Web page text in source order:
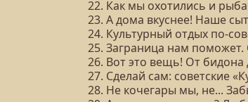
22. Как мы охотились и
23. А дома вкуснее! Наше
24. Культурный отдых по-
25. Заграница нам
26. Вот это вещь! От
27. Сделай сам: советские
28. Не кочегары мы, не...